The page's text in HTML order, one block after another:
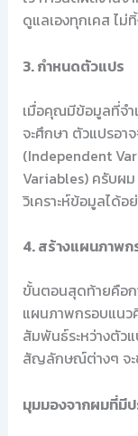
ดูแลเองทุกเคส ไ
3. กำหนดตัวแปร
เมื่อคุณมีข้อมูลที่จำ
จะศึกษา ตัวแปรอา
(Independent
Variables) ครับผ
วิเคราะห์ข้อมูลได้อ
4. สร้างแผนภาพ
ขั้นตอนสุดท้ายคือก
แผนภาพกรอบแนว
สัมพันธ์ระหว่างตัว
สัญลักษณ์ต่างๆ จะ
มุมมองจากผมที่มี